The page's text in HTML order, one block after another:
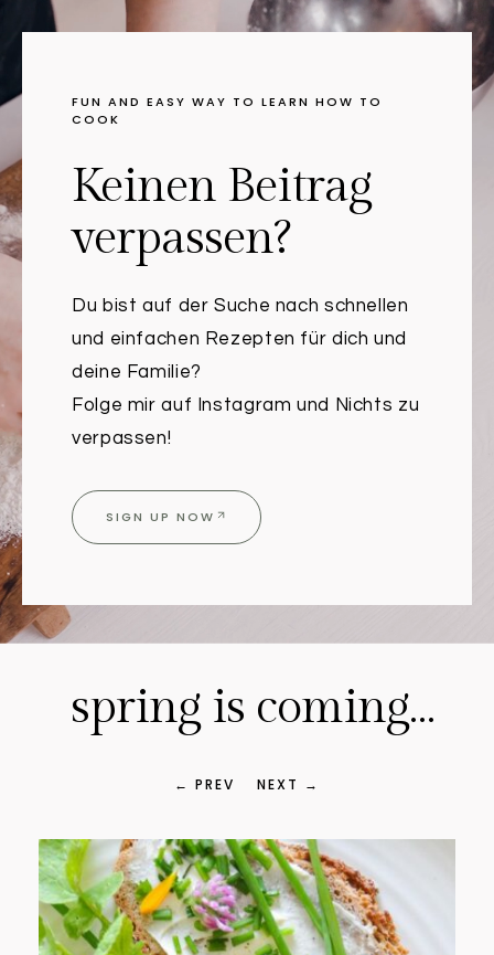
FUN AND EASY WAY TO LEARN HOW TO
COOK
Keinen Beitrag
verpassen?
Du bist auf der Suche nach schnellen
und einfachen Rezepten für dich und
deine Familie?
Folge mir auf Instagram und Nichts zu
verpassen!
SIGN UP NOW
spring is coming…
← PREV NEXT →